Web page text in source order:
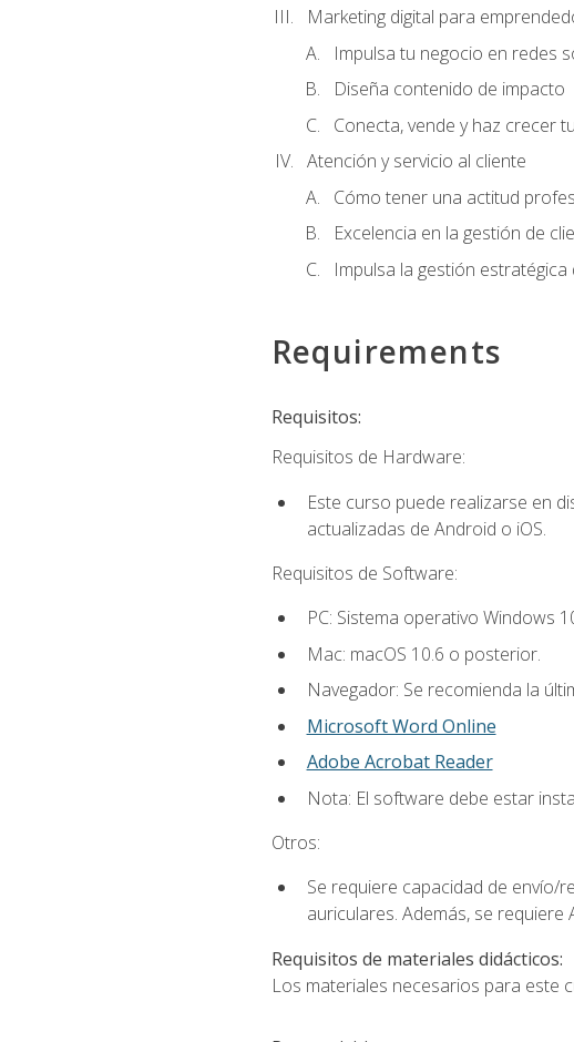
Marketing digital para
Impulsa tu negocio en redes
Diseña contenido de impacto
Conecta, vende y haz crecer
Atención y servicio al cliente
Cómo tener una actitud
Excelencia en la gestión de
Impulsa la gestión estratégica
Requirements
Requisitos:
Requisitos de Hardware:
Este curso puede realizarse en
actualizadas de Android o iOS.
Requisitos de Software:
PC: Sistema operativo Windows
Mac: macOS 10.6 o posterior.
Navegador: Se recomienda la
Microsoft Word Online
Adobe Acrobat Reader
Nota: El software debe estar
Otros:
Se requiere capacidad de
auriculares. Además, se
Requisitos de materiales didácticos:
Los materiales necesarios para este